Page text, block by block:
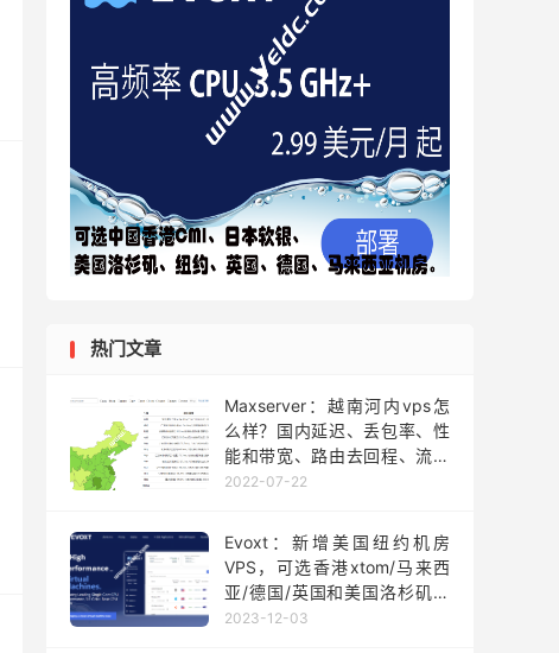
热门文章
Maxserver：越南河内vps怎
么样？国内延迟、丢包率、性
能和带宽、路由去回程、流媒
体和TikTok检测
2022-07-22
Evoxt：新增美国纽约机房
VPS，可选香港xtom/马来西
亚/德国/英国和美国洛杉矶，
1Gbps大带宽，月付$2.99起
2023-12-03